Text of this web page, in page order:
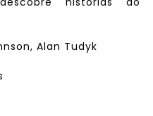
Alan Tudyk